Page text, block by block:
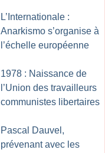
L’Internationale :
Anarkismo s’organise à
l’échelle européenne
1978 : Naissance de
l’Union des travailleurs
communistes libertaires
Pascal Dauvel,
prévenant avec les